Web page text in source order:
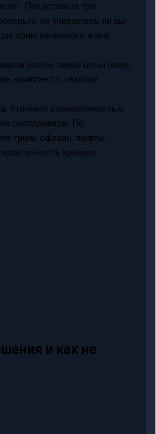
Представьте три
не упираетесь ли вы
зоны непрямого жара,
(осень-зима) цены ниже,
комплект с чехлом/
Уточните совместимость с
расходников. По
гриль офлайн: люфты,
крышки.
и как не